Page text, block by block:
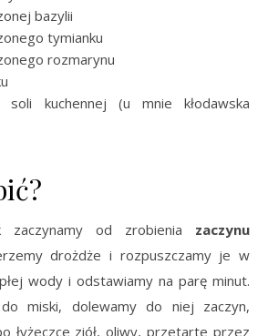
bazylii
tymianku
rozmarynu
soli kuchennej (u mnie kłodawska
zaczynamy od zrobienia zaczynu
drożdże i rozpuszczamy je w
wody i odstawiamy na parę minut.
miski, dolewamy do niej zaczyn,
łyżeczce ziół, oliwy, przetarte przez